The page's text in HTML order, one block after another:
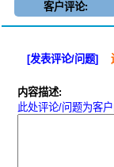
客户评论:
[发表评论/问题]
内容描述:
此处评论/问题为客